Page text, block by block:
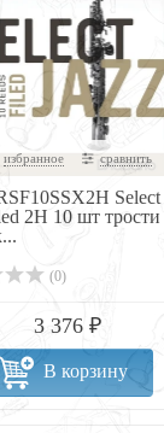
избранное сравнить
Select
2H 10 шт трости
(0)
3 376 ₽
В корзину